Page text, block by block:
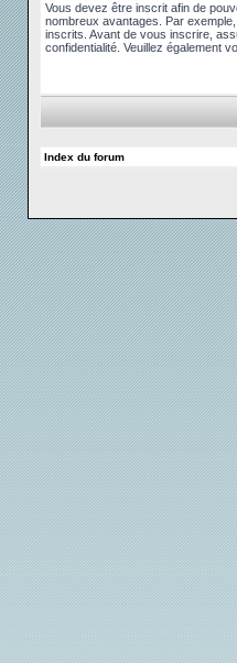
Vous devez être inscrit afin de
nombreux avantages. Par
inscrits. Avant de vous inscrire,
confidentialité. Veuillez également
Index du forum